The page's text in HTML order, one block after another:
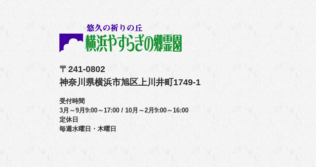
〒241-0802
神奈川県横浜市旭区上川井町1749-1
受付時間
3月～9月9:00～17:00 / 10月～2月9:00～16:00
定休日
毎週水曜日・木曜日